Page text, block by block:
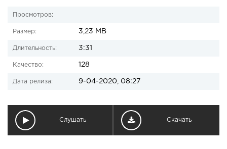
Просмотров:
Размер: 3,23 MB
Длительность: 3:31
Качество: 128
Дата релиза: 9-04-2020, 08:27
Слушать Скачать